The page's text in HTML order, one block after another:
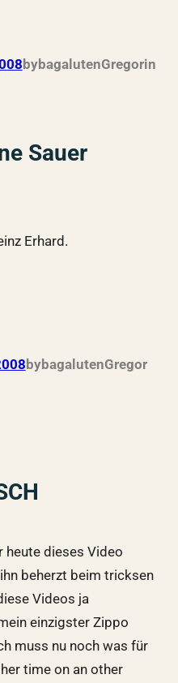
bybagalutenGregorin
Sauer
Erhard.
bybagalutenGregor
heute dieses Video
beherzt beim tricksen
Videos ja
einzigster Zippo
muss nu noch was für
time on an other